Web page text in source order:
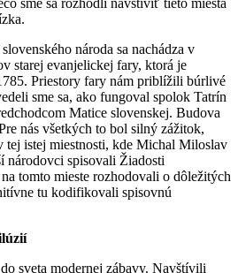
sme sa rozhodli navštíviť tieto miesta
národa sa nachádza v
starej evanjelickej fary, ktorá je
Priestory fary nám priblížili búrlivé
sme sa, ako fungoval spolok Tatrín
Matice slovenskej. Budova
nás všetkých to bol silný zážitok,
tej istej miestnosti, kde Michal Miloslav
národovci spisovali Žiadosti
tomto mieste rozhodovali o dôležitých
tu kodifikovali spisovnú
sveta modernej zábavy. Navštívili